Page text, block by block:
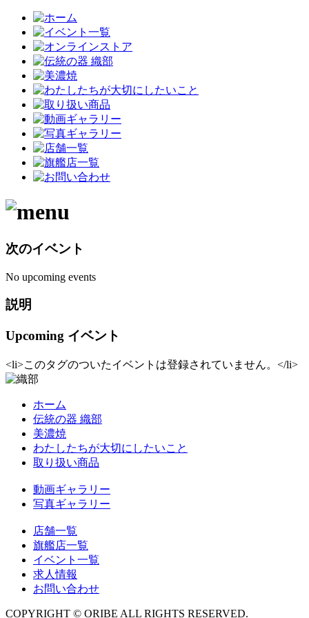
次のイベント
No upcoming events
説明
Upcoming イベント
<li>このタグのついたイベントは登録されていません。</li>
ホーム
伝統の器 織部
美濃焼
わたしたちが大切にしたいこと
取り扱い商品
動画ギャラリー
写真ギャラリー
店舗一覧
旗艦店一覧
イベント一覧
求人情報
お問い合わせ
COPYRIGHT © ORIBE ALL RIGHTS RESERVED.